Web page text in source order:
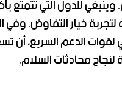
خيار التفاوض. وفي
لقوات الدعم السريع،
محادثات السلام.